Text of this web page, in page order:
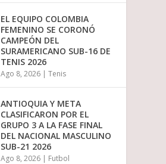
EL EQUIPO COLOMBIA
FEMENINO SE CORONÓ
CAMPEÓN DEL
SURAMERICANO SUB-16 DE
TENIS 2026
Ago 8, 2026 |Tenis
ANTIOQUIA Y META
CLASIFICARON POR EL
GRUPO 3 A LA FASE FINAL
DEL NACIONAL MASCULINO
SUB-21 2026
Ago 8, 2026 | Futbol